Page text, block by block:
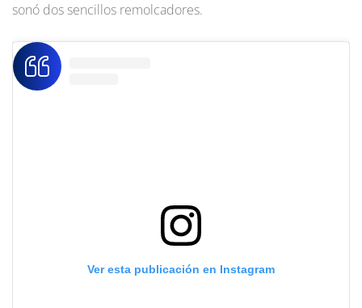
sonó dos sencillos remolcadores.
Ver esta publicación en Instagram